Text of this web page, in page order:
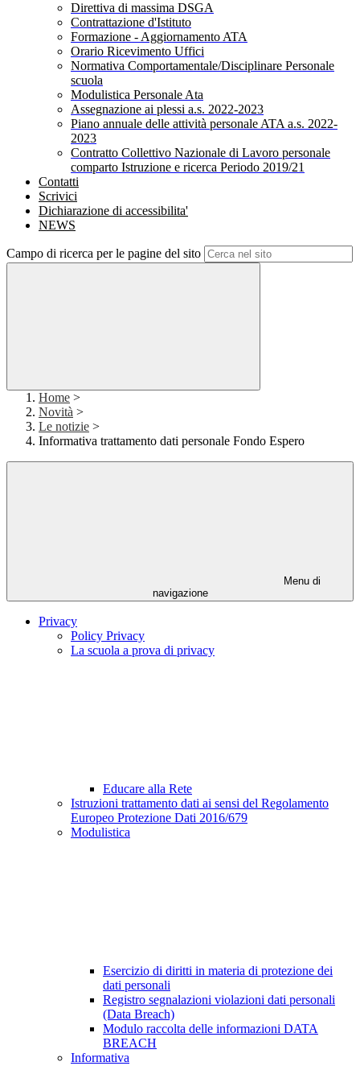
Direttiva di massima DSGA
Contrattazione d'Istituto
Formazione - Aggiornamento ATA
Orario Ricevimento Uffici
Normativa Comportamentale/Disciplinare Personale
scuola
Modulistica Personale Ata
Assegnazione ai plessi a.s. 2022-2023
Piano annuale delle attività personale ATA a.s. 2022-
2023
Contratto Collettivo Nazionale di Lavoro personale
comparto Istruzione e ricerca Periodo 2019/21
Contatti
Scrivici
Dichiarazione di accessibilita'
NEWS
Campo di ricerca per le pagine del sito
Home >
Novità >
Le notizie >
Informativa trattamento dati personale Fondo Espero
Menu di
navigazione
Privacy
Policy Privacy
La scuola a prova di privacy
Educare alla Rete
Istruzioni trattamento dati ai sensi del Regolamento
Europeo Protezione Dati 2016/679
Modulistica
Esercizio di diritti in materia di protezione dei
dati personali
Registro segnalazioni violazioni dati personali
(Data Breach)
Modulo raccolta delle informazioni DATA
BREACH
Informativa